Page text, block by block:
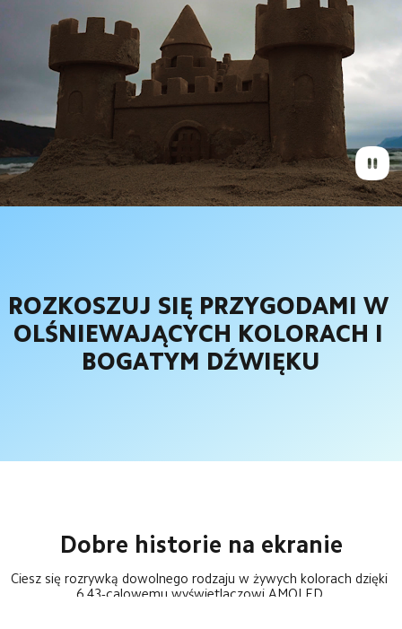
ROZKOSZUJ SIĘ PRZYGODAMI W
OLŚNIEWAJĄCYCH KOLORACH I
BOGATYM DŹWIĘKU
Dobre historie na ekranie
Ciesz się rozrywką dowolnego rodzaju w żywych kolorach dzięki
6,43-calowemu wyświetlaczowi AMOLED.